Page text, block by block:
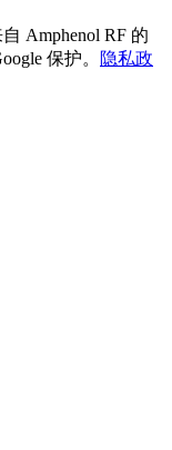
Amphenol RF 的
保护。
隐私政